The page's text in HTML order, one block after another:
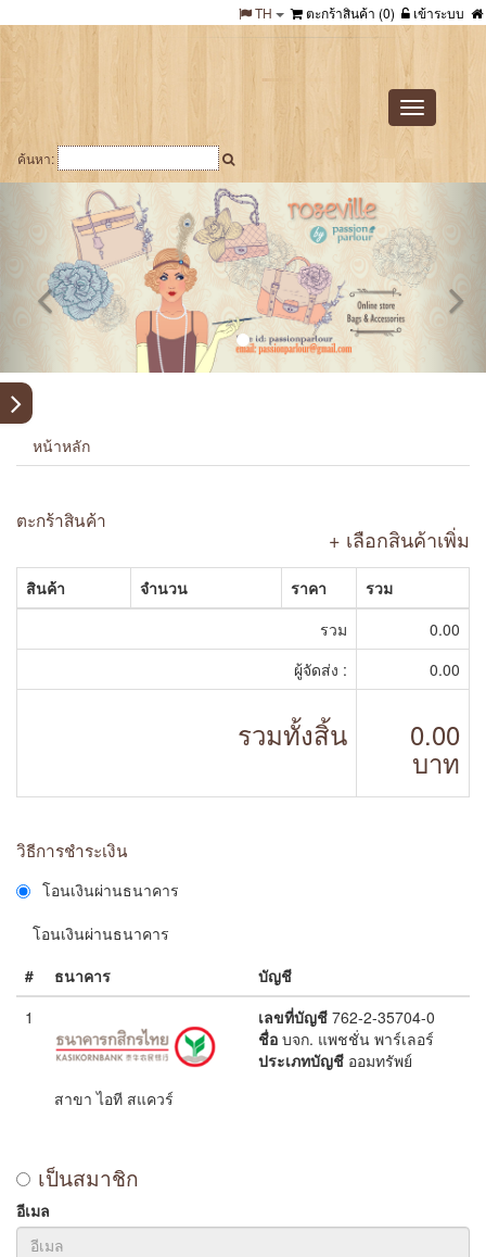
เข้าระบบ
ตะกร้าสินค้า (0)
TH
Toggle
navigation
ค้นหา:
หน้าหลัก
ตะกร้าสินค้า
+ เลือกสินค้าเพิ่ม
สินค้า จำนวน ราคา
รวม
รวม
0.00
ผู้จัดส่ง :
0.00
รวมทั้งสิ้น 0.00
บาท
วิธีการชำระเงิน
โอนเงินผ่านธนาคาร
โอนเงินผ่านธนาคาร
#
ธนาคาร
บัญชี
1
สาขา ไอที สแควร์
เลขที่บัญชี 762-2-35704-0
ชื่อ บจก. แพชชั่น พาร์เลอร์
ประเภทบัญชี ออมทรัพย์
เป็นสมาชิก
อีเมล